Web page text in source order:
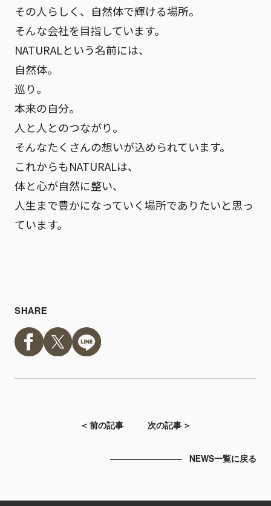
その人らしく、自然体で輝ける場所。
そんな会社を目指しています。
NATURALという名前には、
自然体。
巡り。
本来の自分。
人と人とのつながり。
そんなたくさんの想いが込められています。
これからもNATURALは、
体と心が自然に整い、
人生まで豊かになっていく場所でありたいと思っ
ています。
SHARE
＜ 前の記事 次の記事 ＞
NEWS一覧に戻る